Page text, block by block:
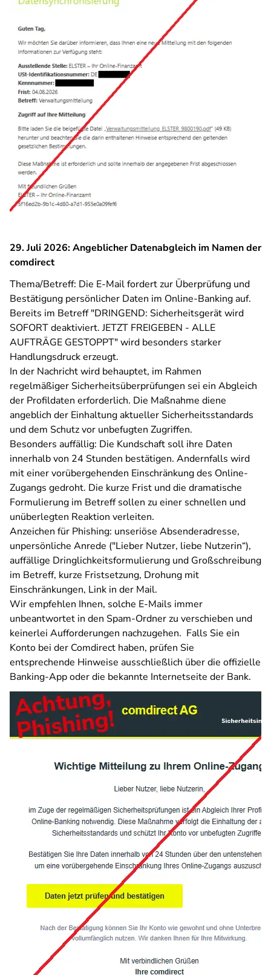
29. Juli 2026: Angeblicher Datenabgleich im Namen der
comdirect
Thema/Betreff: Die E-Mail fordert zur Überprüfung und
Bestätigung persönlicher Daten im Online-Banking auf.
Bereits im Betreff "DRINGEND: Sicherheitsgerät wird
SOFORT deaktiviert. JETZT FREIGEBEN - ALLE
AUFTRÄGE GESTOPPT" wird besonders starker
Handlungsdruck erzeugt.
In der Nachricht wird behauptet, im Rahmen
regelmäßiger Sicherheitsüberprüfungen sei ein Abgleich
der Profildaten erforderlich. Die Maßnahme diene
angeblich der Einhaltung aktueller Sicherheitsstandards
und dem Schutz vor unbefugten Zugriffen.
Besonders auffällig: Die Kundschaft soll ihre Daten
innerhalb von 24 Stunden bestätigen. Andernfalls wird
mit einer vorübergehenden Einschränkung des Online-
Zugangs gedroht. Die kurze Frist und die dramatische
Formulierung im Betreff sollen zu einer schnellen und
unüberlegten Reaktion verleiten.
Anzeichen für Phishing: unseriöse Absenderadresse,
unpersönliche Anrede ("Lieber Nutzer, liebe Nutzerin“),
auffällige Dringlichkeitsformulierung und Großschreibung
im Betreff, kurze Fristsetzung, Drohung mit
Einschränkungen, Link in der Mail.
Wir empfehlen Ihnen, solche E-Mails immer
unbeantwortet in den Spam-Ordner zu verschieben und
keinerlei Aufforderungen nachzugehen. Falls Sie ein
Konto bei der Comdirect haben, prüfen Sie
entsprechende Hinweise ausschließlich über die offizielle
Banking-App oder die bekannte Internetseite der Bank.